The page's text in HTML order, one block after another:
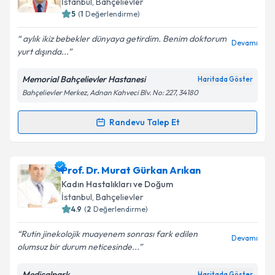
Kişisel verilerimin işlenmesine ilişkin
Aydınlatma
Metni'ni okudum ve kişisel verilerimin belirtilen
kapsamda işlenmesini kabul ediyorum.
5 (1 Değerlendirme)
aylık ikiz bebekler dünyaya getirdim. Benim doktorum
yurt dışında...
Devamı
Memorial Bahçelievler Hastanesi Haritada Göster
Bahçelievler Merkez, Adnan Kahveci Blv. No: 227, 34180
Randevu Talep Et
Randevu Takvimi Talebi
Doç. Dr. Engin Türkgeldiiçin randevu takvimi talebi
oluşturun. Size bu uzmandan randevu almanız için bir
takvim hazırlandığında e-posta ile bilgilendireceğiz.
Prof. Dr. Murat Gürkan Arıkan
Kadın Hastalıkları ve Doğum
İstanbul, Bahçelievler
4.9 (2 Değerlendirme)
Rutin jinekolojik muayenem sonrası fark edilen
olumsuz bir durum neticesinde...
Devamı